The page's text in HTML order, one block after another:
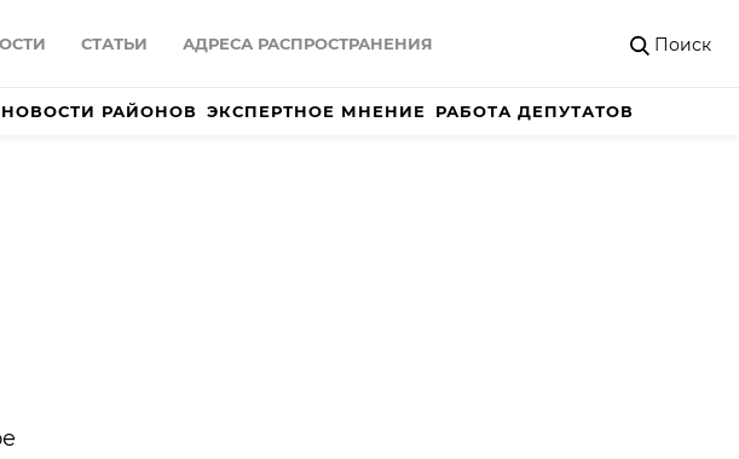
СТАТЬИ АДРЕСА РАСПРОСТРАНЕНИЯ Поиск
НОВОСТИ РАЙОНОВ ЭКСПЕРТНОЕ МНЕНИЕ РАБОТА ДЕПУТАТОВ